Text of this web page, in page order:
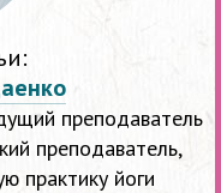
преподаватель
преподаватель,
практику йоги